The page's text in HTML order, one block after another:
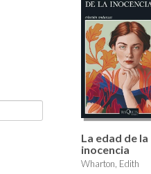
La edad de la
inocencia
Wharton, Edith